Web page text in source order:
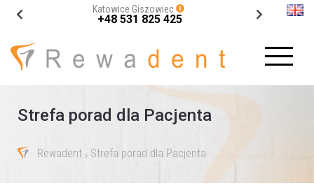
Katowice Giszowiec
+48 531 825 425
Strefa porad dla Pacjenta
Rewadent › Strefa porad dla Pacjenta